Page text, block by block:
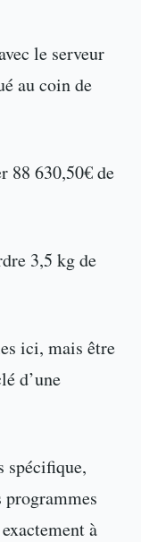
le serveur
au coin de
88 630,50€ de
3,5 kg de
ici, mais être
d’une
spécifique,
à